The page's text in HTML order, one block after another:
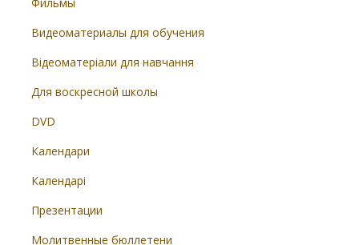
Видеоматериалы для обучения
Відеоматеріали для навчання
Для воскресной школы
DVD
Календари
Календарі
Презентации
Молитвенные бюллетени